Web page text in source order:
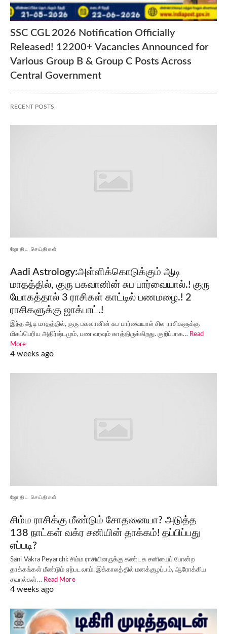
SSC CGL 2026 Notification Officially
Released! 12200+ Vacancies Announced for
Various Group B & Group C Posts Across
Central Government
RECENT POSTS
ஜோதிட செய்திகள்
Aadi Astrology:அள்ளிக்கொடுக்கும் ஆடி
மாதத்தில், குரு பகவானின் சுப பார்வையால்.! குரு
யோகத்தால் 3 ராசிகள் காட்டில் பணமழை.! 2
ராசிகளுக்கு ஜாக்பாட்.!
இந்த ஆடி மாதத்தில், குரு பகவானின் சுப பார்வையால் சில ராசிகளுக்கு
மிகப்பெரிய அதிர்ஷ்டமும், பண வரவும் காத்திருக்கிறது. குறிப்பாக… Read
More
4 weeks ago
ஜோதிட செய்திகள்
சிம்ம ராசிக்கு மீண்டும் சோதனையா? அடுத்த
138 நாட்கள் வக்ர சனியின் தாக்கம்! தப்பிப்பது
எப்படி?
Sani Vakra Peyarchi: சிம்ம ராசியினருக்கு கண்டக சனியைப் போன்ற
தாக்கங்கள் மீண்டும் ஏற்படலாம். இக்காலத்தில் மனக்குழப்பம், ஆரோக்கிய
சவால்கள்… Read More
4 weeks ago